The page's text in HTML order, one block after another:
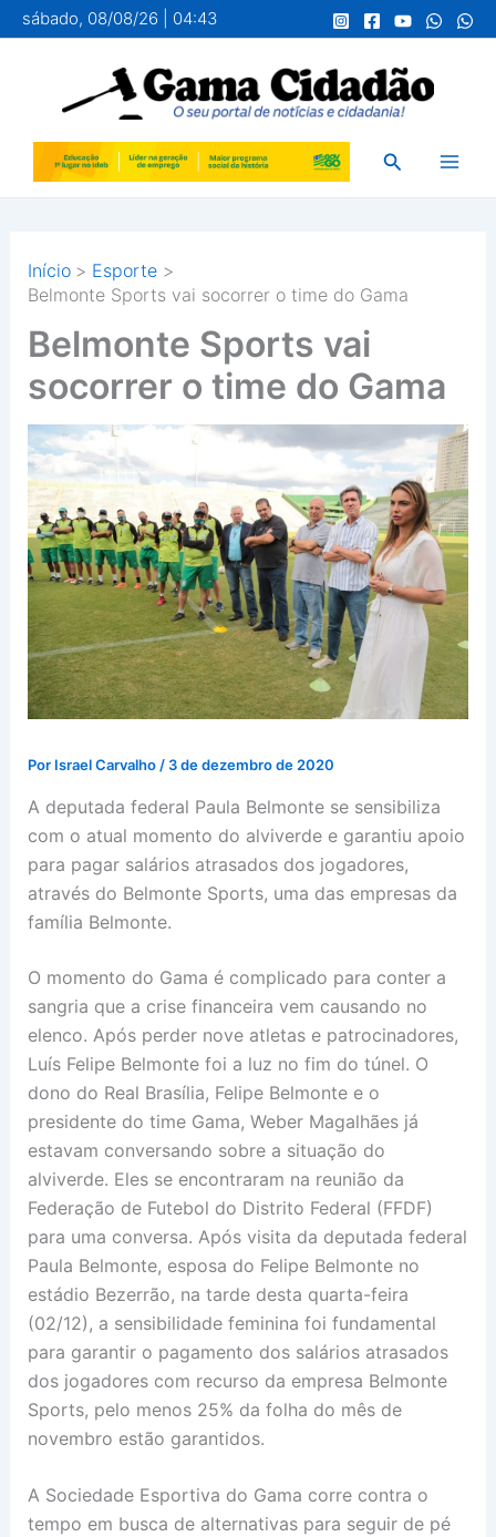
para
conteúdo
sábado, 08/08/26 | 04:43
Pesquisar
Início
Esporte
Belmonte Sports vai socorrer o time do Gama
Belmonte Sports vai
socorrer o time do Gama
Por Israel Carvalho / 3 de dezembro de 2020
A deputada federal Paula Belmonte se sensibiliza
com o atual momento do alviverde e garantiu apoio
para pagar salários atrasados dos jogadores,
através do Belmonte Sports, uma das empresas da
família Belmonte.
O momento do Gama é complicado para conter a
sangria que a crise financeira vem causando no
elenco. Após perder nove atletas e patrocinadores,
Luís Felipe Belmonte foi a luz no fim do túnel. O
dono do Real Brasília, Felipe Belmonte e o
presidente do time Gama, Weber Magalhães já
estavam conversando sobre a situação do
alviverde. Eles se encontraram na reunião da
Federação de Futebol do Distrito Federal (FFDF)
para uma conversa. Após visita da deputada federal
Paula Belmonte, esposa do Felipe Belmonte no
estádio Bezerrão, na tarde desta quarta-feira
(02/12), a sensibilidade feminina foi fundamental
para garantir o pagamento dos salários atrasados
dos jogadores com recurso da empresa Belmonte
Sports, pelo menos 25% da folha do mês de
novembro estão garantidos.
A Sociedade Esportiva do Gama corre contra o
tempo em busca de alternativas para seguir de pé